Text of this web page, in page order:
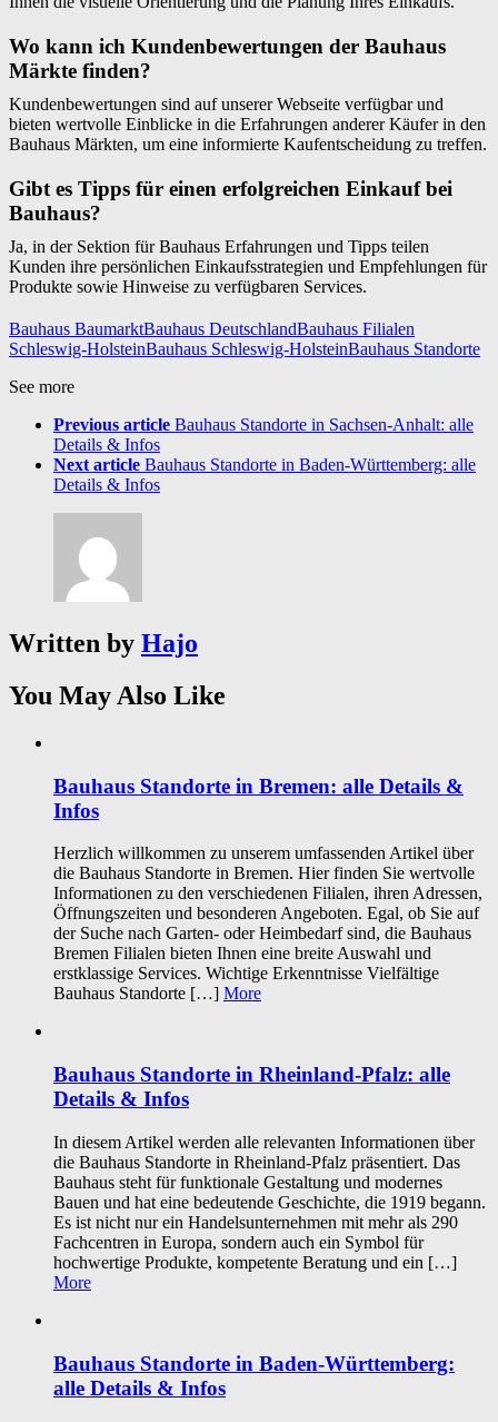
Wo kann ich Kundenbewertungen der Bauhaus
Märkte finden?
Kundenbewertungen sind auf unserer Webseite verfügbar und
bieten wertvolle Einblicke in die Erfahrungen anderer Käufer in den
Bauhaus Märkten, um eine informierte Kaufentscheidung zu treffen.
Gibt es Tipps für einen erfolgreichen Einkauf bei
Bauhaus?
Ja, in der Sektion für Bauhaus Erfahrungen und Tipps teilen
Kunden ihre persönlichen Einkaufsstrategien und Empfehlungen für
Produkte sowie Hinweise zu verfügbaren Services.
Bauhaus BaumarktBauhaus DeutschlandBauhaus Filialen
Schleswig-HolsteinBauhaus Schleswig-HolsteinBauhaus Standorte
See more
Previous article Bauhaus Standorte in Sachsen-Anhalt: alle
Details & Infos
Next article Bauhaus Standorte in Baden-Württemberg: alle
Details & Infos
Written by Hajo
You May Also Like
Bauhaus Standorte in Bremen: alle Details &
Infos
Herzlich willkommen zu unserem umfassenden Artikel über
die Bauhaus Standorte in Bremen. Hier finden Sie wertvolle
Informationen zu den verschiedenen Filialen, ihren Adressen,
Öffnungszeiten und besonderen Angeboten. Egal, ob Sie auf
der Suche nach Garten- oder Heimbedarf sind, die Bauhaus
Bremen Filialen bieten Ihnen eine breite Auswahl und
erstklassige Services. Wichtige Erkenntnisse Vielfältige
Bauhaus Standorte […] More
Bauhaus Standorte in Rheinland-Pfalz: alle
Details & Infos
In diesem Artikel werden alle relevanten Informationen über
die Bauhaus Standorte in Rheinland-Pfalz präsentiert. Das
Bauhaus steht für funktionale Gestaltung und modernes
Bauen und hat eine bedeutende Geschichte, die 1919 begann.
Es ist nicht nur ein Handelsunternehmen mit mehr als 290
Fachcentren in Europa, sondern auch ein Symbol für
hochwertige Produkte, kompetente Beratung und ein […]
More
Bauhaus Standorte in Baden-Württemberg:
alle Details & Infos